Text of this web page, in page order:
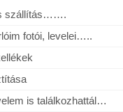
szállítás…….
fotói, levelei…..
is találkozhattál…